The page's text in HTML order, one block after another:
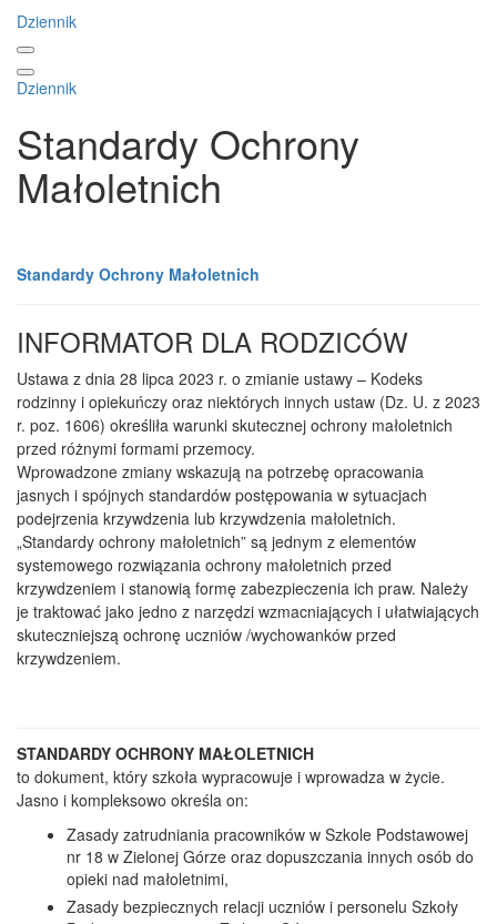
Dziennik
Dziennik
Standardy Ochrony
Małoletnich
Standardy Ochrony Małoletnich
INFORMATOR DLA RODZICÓW
Ustawa z dnia 28 lipca 2023 r. o zmianie ustawy – Kodeks
rodzinny i opiekuńczy oraz niektórych innych ustaw (Dz. U. z 2023
r. poz. 1606) określiła warunki skutecznej ochrony małoletnich
przed różnymi formami przemocy.
Wprowadzone zmiany wskazują na potrzebę opracowania
jasnych i spójnych standardów postępowania w sytuacjach
podejrzenia krzywdzenia lub krzywdzenia małoletnich.
„Standardy ochrony małoletnich” są jednym z elementów
systemowego rozwiązania ochrony małoletnich przed
krzywdzeniem i stanowią formę zabezpieczenia ich praw. Należy
je traktować jako jedno z narzędzi wzmacniających i ułatwiających
skuteczniejszą ochronę uczniów /wychowanków przed
krzywdzeniem.
STANDARDY OCHRONY MAŁOLETNICH
to dokument, który szkoła wypracowuje i wprowadza w życie.
Jasno i kompleksowo określa on:
Zasady zatrudniania pracowników w Szkole Podstawowej
nr 18 w Zielonej Górze oraz dopuszczania innych osób do
opieki nad małoletnimi,
Zasady bezpiecznych relacji uczniów i personelu Szkoły